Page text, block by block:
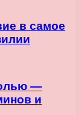
в самое
—
и